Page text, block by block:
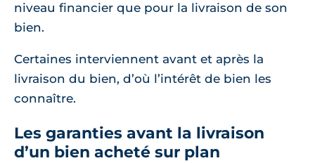
niveau financier que pour la livraison de son
bien.
Certaines interviennent avant et après la
livraison du bien, d’où l’intérêt de bien les
connaître.
Les garanties avant la livraison
d’un bien acheté sur plan